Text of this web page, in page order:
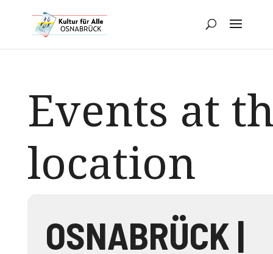
Events at
location
OSNABRÜCK |